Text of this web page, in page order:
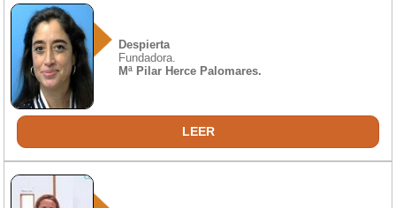
Despierta
Fundadora.
Mª Pilar Herce Palomares.
LEER